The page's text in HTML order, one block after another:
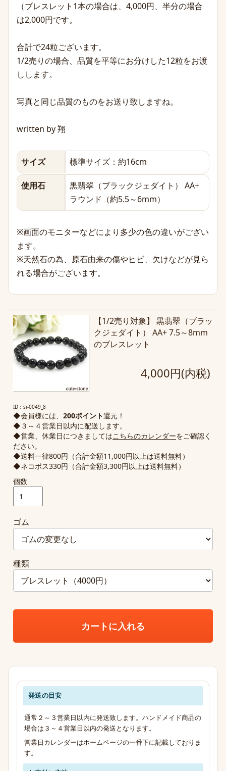
（ブレスレット1本の場合は、4,000円、半分の場合
は2,000円です。
合計で24粒ございます。
1/2売りの場合、品質を平等にお分けした12粒をお渡
しします。
写真と同じ品質のものをお送り致しますね。
written by 翔
サイズ 標準サイズ：約16cm
使用石
黒翡翠（ブラックジェダイト） AA+
ラウンド（約5.5～6mm）
※画面のモニターなどにより多少の色の違いがござい
ます。
※天然石の為、原石由来の傷やヒビ、欠けなどが見ら
れる場合がございます。
【1/2売り対象】 黒翡翠（ブラッ
クジェダイト） AA+ 7.5～8mm
のブレスレット
4,000円(内税)
ID：si-0049_8
◆会員様には、 200ポイント還元！
◆３～４営業日以内に配送します。
◆営業、休業日につきましてはこちらのカレンダーをご確認く
ださい。
◆送料一律800円（合計金額11,000円以上は送料無料）
◆ネコポス330円（合計金額3,300円以上は送料無料）
個数
ゴム
種類
カートに入れる
発送・お支払い・送料のご案内
発送の目安
通常２～３営業日以内に発送致します。ハンドメイド商品の
場合は３～４営業日以内の発送となります。
営業日カレンダーはホームページの一番下に記載しておりま
す。